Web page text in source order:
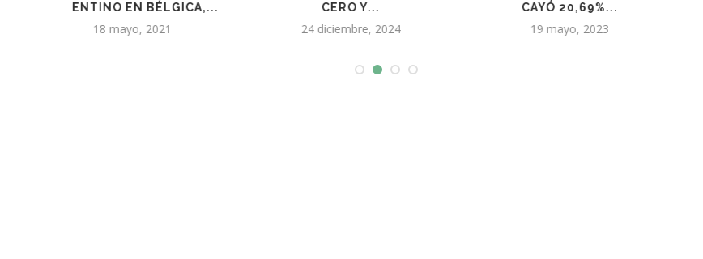
CERO Y...
24 diciembre, 2024
CAYÓ 20,69%...
19 mayo, 2023
BOX, LOS...
5 enero, 2023